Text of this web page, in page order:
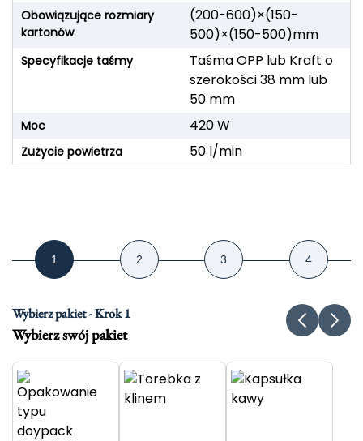
Obowiązujące rozmiary
kartonów
(200-600)×(150-
500)×(150-500)mm
Specyfikacje taśmy
Taśma OPP lub Kraft o
szerokości 38 mm lub
50 mm
Moc 420 W
Zużycie powietrza 50 l/min
Wybierz pakiet - Krok 1
Wybierz swój pakiet